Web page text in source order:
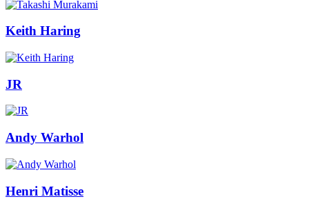
Keith Haring
JR
Andy Warhol
Henri Matisse